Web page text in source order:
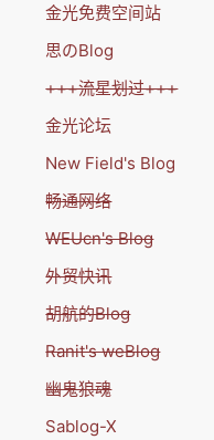
金光免费空间站
思のBlog
+++流星划过+++
金光论坛
New Field's Blog
畅通网络
WEUcn's Blog
外贸快讯
胡航的Blog
Ranit's weBlog
幽鬼狼魂
Sablog-X